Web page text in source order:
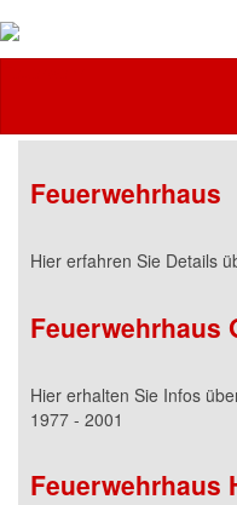
Feuerwehrhaus
Hier erfahren Sie Details
Feuerwehrhaus
Hier erhalten Sie Infos
1977 - 2001
Feuerwehrhaus